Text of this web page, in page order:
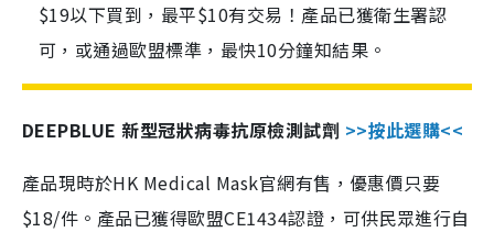
$19以下買到，最平$10有交易！產品已獲衛生署認
可，或通過歐盟標準，最快10分鐘知結果。
DEEPBLUE 新型冠狀病毒抗原檢測試劑 >>按此選購<<
產品現時於HK Medical Mask官網有售，優惠價只要
$18/件。產品已獲得歐盟CE1434認證，可供民眾進行自